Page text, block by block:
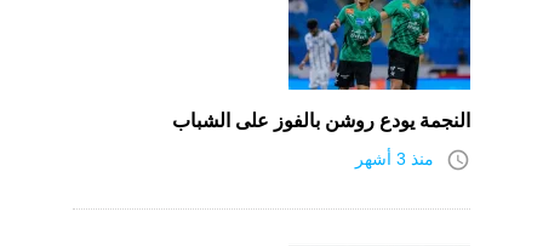
النجمة يودع روشن بالفوز على الشباب
access_time منذ 3 أشهر